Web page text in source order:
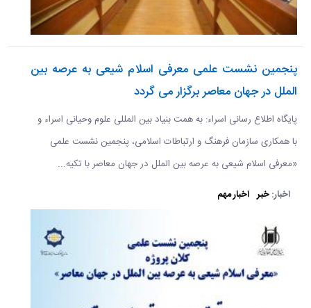
پنجمین نشست علمی معرفی اسلام شیعی به عرصه بین
الملل در جهان معاصر برگزار می گردد
پایگاه اطلاع رسانی اسراء: به همت بنیاد بین المللی علوم وحیانی اسراء و
با همکاری سازمان فرهنگ و ارتباطات اسلامی، پنجمین نشست علمی
«معرفی اسلام شیعی به عرصه بین الملل در جهان معاصر با تکیه...
اخبار:خبر اخبار مهم